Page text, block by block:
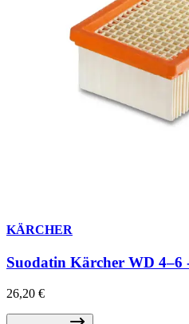
KÄRCHER
Suodatin Kärcher WD 4–6
26,20 €